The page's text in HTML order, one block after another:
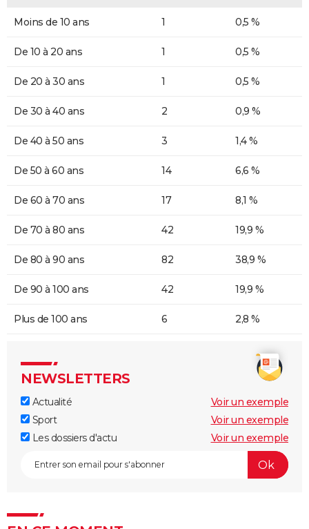
Moins de 10 ans 1 0,5 %
De 10 à 20 ans 1 0,5 %
De 20 à 30 ans 1 0,5 %
De 30 à 40 ans 2 0,9 %
De 40 à 50 ans 3 1,4 %
De 50 à 60 ans 14 6,6 %
De 60 à 70 ans 17 8,1 %
De 70 à 80 ans 42 19,9 %
De 80 à 90 ans 82 38,9 %
De 90 à 100 ans 42 19,9 %
Plus de 100 ans 6 2,8 %
NEWSLETTERS
Actualité
Voir un exemple
Sport
Voir un exemple
Les dossiers d'actu
Voir un exemple